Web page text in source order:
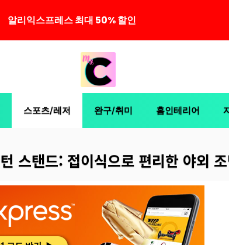
스포츠/레저 완구/취미 홈인테리어
스탠드: 접이식으로 편리한 야외
알리익스프레스 최대 50% 할인